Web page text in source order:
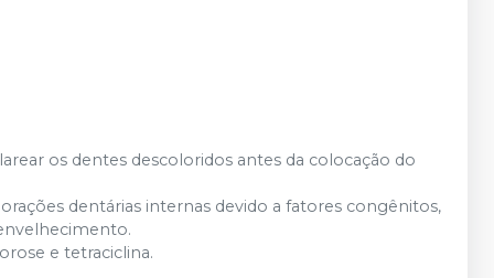
os dentes descoloridos antes da colocação do
dentárias internas devido a fatores congênitos,
e tetraciclina.